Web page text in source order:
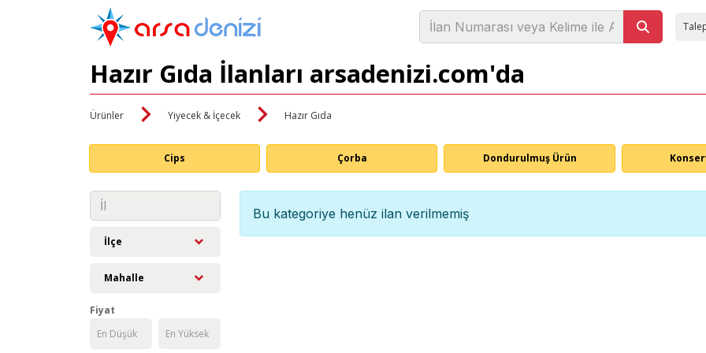
Hazır Gıda İlanları arsadenizi.com'da
Ürünler Yiyecek & İçecek Hazır Gıda
Cips Çorba Dondurulmuş Ürün
İlçe
Mahalle
Fiyat
Bu kategoriye henüz ilan verilmemiş